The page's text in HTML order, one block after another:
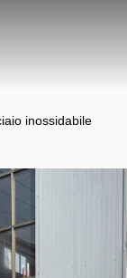
inossidabile